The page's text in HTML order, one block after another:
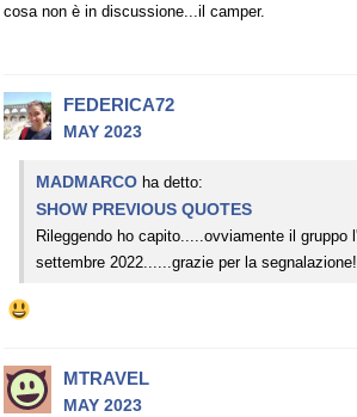
cosa non è in discussione...il camper.
FEDERICA72
MAY 2023
MADMARCO ha detto:
SHOW PREVIOUS QUOTES
Rileggendo ho capito.....ovviamente il gruppo
settembre 2022......grazie per la segnalazione!
MTRAVEL
MAY 2023